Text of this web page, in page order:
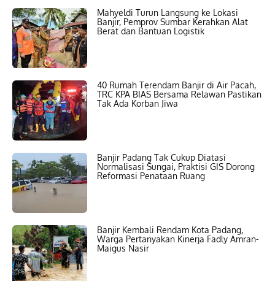
Mahyeldi Turun Langsung ke Lokasi
Banjir, Pemprov Sumbar Kerahkan Alat
Berat dan Bantuan Logistik
40 Rumah Terendam Banjir di Air Pacah,
TRC KPA BIAS Bersama Relawan Pastikan
Tak Ada Korban Jiwa
Banjir Padang Tak Cukup Diatasi
Normalisasi Sungai, Praktisi GIS Dorong
Reformasi Penataan Ruang
Banjir Kembali Rendam Kota Padang,
Warga Pertanyakan Kinerja Fadly Amran-
Maigus Nasir